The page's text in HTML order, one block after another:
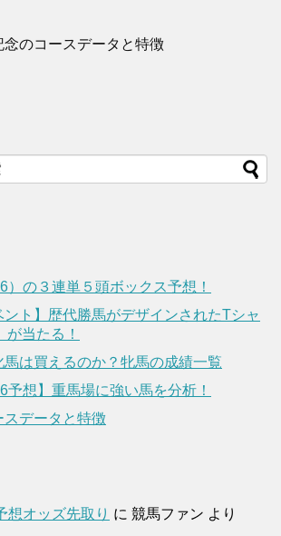
念のコースデータと特徴
）の３連単５頭ボックス予想！
ント】歴代勝馬がデザインされたTシャ
当たる！
馬は買えるのか？牝馬の成績一覧
予想】重馬場に強い馬を分析！
データと特徴
想オッズ先取り に 競馬ファン より